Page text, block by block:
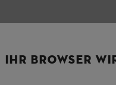
20
IHR BROWSER